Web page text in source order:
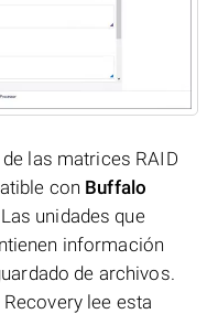
las matrices RAID
con Buffalo
unidades que
información
de archivos.
lee esta